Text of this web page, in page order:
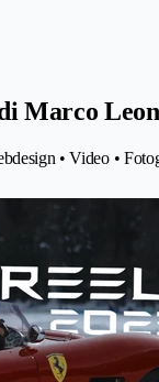
Marco
• Video •